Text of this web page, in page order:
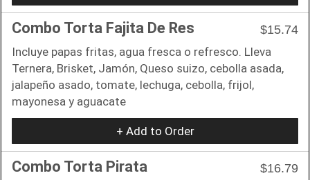
Combo Torta Fajita De Res
$15.74
Incluye papas fritas, agua fresca o refresco. Lleva
Ternera, Brisket, Jamón, Queso suizo, cebolla asada,
jalapeño asado, tomate, lechuga, cebolla, frijol,
mayonesa y aguacate
+ Add to Order
Combo Torta Pirata
$16.79